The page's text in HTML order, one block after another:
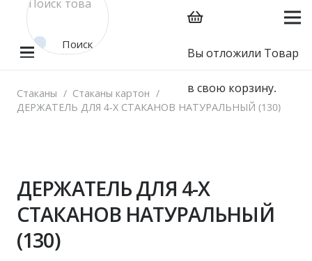
Поиск
Вы отложили Товар
в свою корзину.
Стаканы / Стаканы картон /
ДЕРЖАТЕЛЬ ДЛЯ 4-Х СТАКАНОВ НАТУРАЛЬНЫЙ (130)
ДЕРЖАТЕЛЬ ДЛЯ 4-Х
СТАКАНОВ НАТУРАЛЬНЫЙ
(130)